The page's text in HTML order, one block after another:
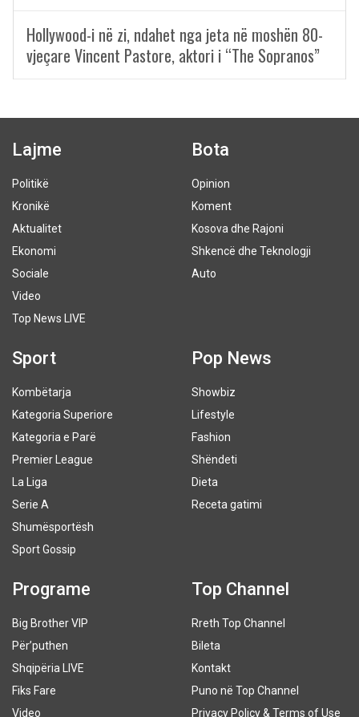
Hollywood-i në zi, ndahet nga jeta në moshën 80-
vjeçare Vincent Pastore, aktori i “The Sopranos”
Lajme
Politikë
Kronikë
Aktualitet
Ekonomi
Sociale
Video
Top News LIVE
Bota
Opinion
Koment
Kosova dhe Rajoni
Shkencë dhe Teknologji
Auto
Sport
Kombëtarja
Kategoria Superiore
Kategoria e Parë
Premier League
La Liga
Serie A
Shumësportësh
Sport Gossip
Pop News
Showbiz
Lifestyle
Fashion
Shëndeti
Dieta
Receta gatimi
Programe
Big Brother VIP
Për’puthen
Shqipëria LIVE
Fiks Fare
Video
Top Channel
Rreth Top Channel
Bileta
Kontakt
Puno në Top Channel
Privacy Policy & Terms of Use